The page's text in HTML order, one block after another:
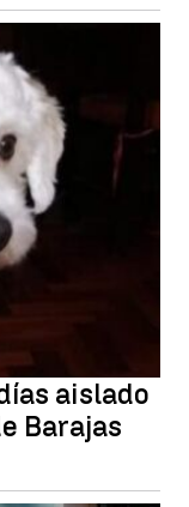
aislado
Barajas